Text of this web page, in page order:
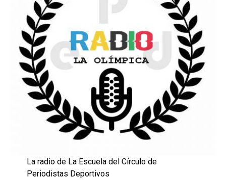
La radio de La Escuela del Círculo de
Periodistas Deportivos